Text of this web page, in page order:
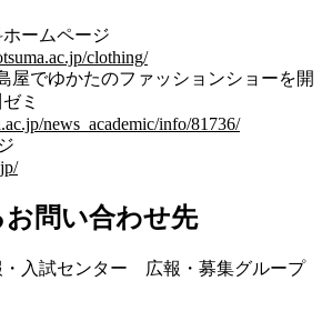
ホームページ
clothing/
屋でゆかたのファッションショーを開
ミ
news_academic/info/81736/
問い合わせ先
入試センター 広報・募集グループ